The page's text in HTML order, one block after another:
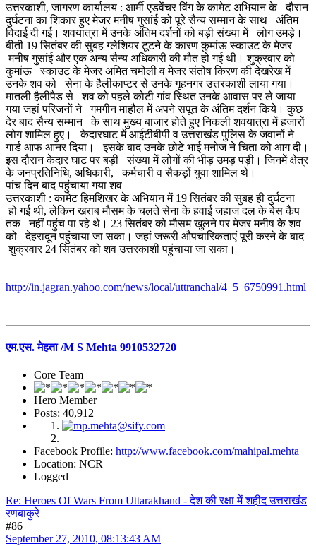
उत्तरकाशी, जागरण कार्यालय : आर्मी एडवेंचर विंग के कामेट अभियान के दौरान
दुर्घटना का शिकार हुए मेजर मनीष गुसांई को पूरे सैन्य सम्मान के साथ अंतिम
विदाई दी गई। शवयात्रा में उनके अंतिम दर्शनों को बड़ी संख्या में लोग उमड़े।
बीती 19 सितंबर की सुबह ग्लेशियर टूटने के कारण कुमांऊ स्काउट के मेजर
मनीष गुसांई और एक अन्य सैन्य अधिकारी की मौत हो गई थी। शुक्रवार को
कुमांऊ स्काउट के मेजर अमित चमोली व मेजर संतोष किरण की देखरेख में
उनके शव को सेना के हैलीकाप्टर से उनके गृहनगर उत्तरकाशी लाया गया।
मातली हैलीपैड से शव को पहले कोटी गांव स्थित उनके आवास पर ले जाया
गया जहां परिजनों ने गमगीन माहौल में अपने सपूत के अंतिम दर्शन किये। कुछ
देर बाद सैन्य सम्मान के साथ मुख्य बाजार होते हुए निकली शवयात्रा में हजारों
लोग शामिल हुए। केदारघाट में आईटीबीपी व उत्तराखंड पुलिस के जवानों ने
गार्ड आफ आनर दिया। इसके बाद उनके छोटे भाई मनोज ने चिता को आग दी।
इस दौरान केदार घाट पर बड़ी संख्या में लोगों की भीड़ उमड़ पड़ी। जिनमें क्षेत्र
के जनप्रतिनिधि, अधिकारी, कर्मचारी व सैकड़ों युवा शामिल थे।
पांच दिन बाद पहुंचाया गया शव
उत्तरकाशी : कामेट हिमशिखर के अभियान में 19 सितंबर की सुबह ही दुर्घटना
हो गई थी, लेकिन खराब मौसम के चलते सेना के हवाई जहाज दल के बेस कैंप
तक नहीं पहुंच पा रहे थे। 23 सितंबर को मौसम खुलने पर मेजर मनीष के शव
को देहरादून पहुंचाया जा सका। जहां जरूरी औपचारिकताएं पूरी करने के बाद
शुक्रवार 24 सितंबर को शव उत्तरकाशी पहुंचाया जा सका।
http://in.jagran.yahoo.com/news/local/uttranchal/4_5_6750991.html
एम.एस. मेहता /M S Mehta 9910532720
Core Team
Hero Member
Posts: 40,912
Facebook Profile: http://www.facebook.com/mahipal.mehta
Location: NCR
Logged
Re: Heroes Of Wars From Uttarakhand - देश की रक्षा में शहीद उत्तराखंड
रणबाकुरे
#86
September 27, 2010, 08:13:43 AM